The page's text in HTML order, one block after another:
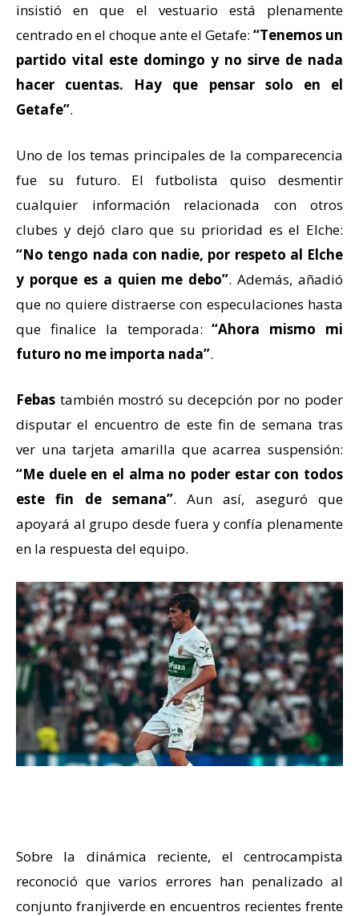
insistió en que el vestuario está plenamente
centrado en el choque ante el Getafe: “Tenemos un
partido vital este domingo y no sirve de nada
hacer cuentas. Hay que pensar solo en el
Getafe”.
Uno de los temas principales de la comparecencia
fue su futuro. El futbolista quiso desmentir
cualquier información relacionada con otros
clubes y dejó claro que su prioridad es el Elche:
“No tengo nada con nadie, por respeto al Elche
y porque es a quien me debo”. Además, añadió
que no quiere distraerse con especulaciones hasta
que finalice la temporada:“Ahora mismo mi
futuro no me importa nada”.
Febas también mostró su decepción por no poder
disputar el encuentro de este fin de semana tras
ver una tarjeta amarilla que acarrea suspensión:
“Me duele en el alma no poder estar con todos
este fin de semana”. Aun así, aseguró que
apoyará al grupo desde fuera y confía plenamente
en la respuesta del equipo.
Sobre la dinámica reciente, el centrocampista
reconoció que varios errores han penalizado al
conjunto franjiverde en encuentros recientes frente